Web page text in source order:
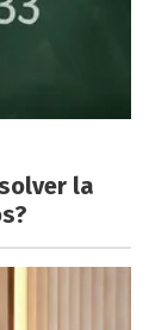
la